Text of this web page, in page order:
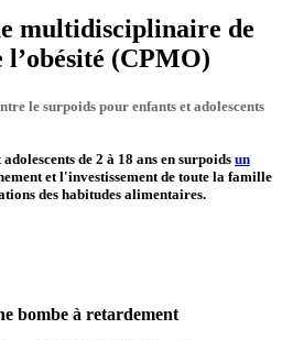
multidisciplinaire de
l’obésité (CPMO)
le surpoids pour enfants et adolescents
de 2 à 18 ans en surpoids un
et l'investissement de toute la famille
des habitudes alimentaires.
bombe à retardement